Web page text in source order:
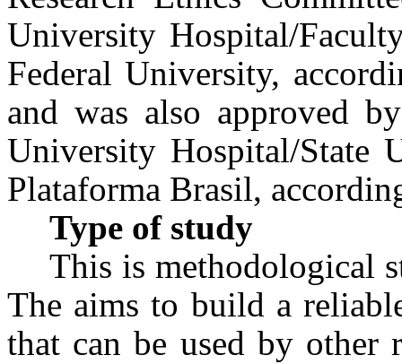
University Hospital/
Federal University,
and was also approved
University Hospital/State
Plataforma Brasil,
Type of study
This is methodological
The aims to build a
that can be used by other